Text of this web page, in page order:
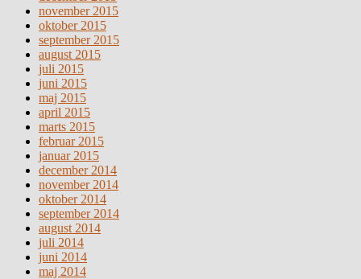
november 2015
oktober 2015
september 2015
august 2015
juli 2015
juni 2015
maj 2015
april 2015
marts 2015
februar 2015
januar 2015
december 2014
november 2014
oktober 2014
september 2014
august 2014
juli 2014
juni 2014
maj 2014